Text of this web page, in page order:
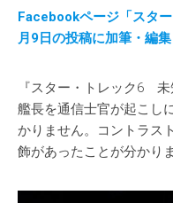
Facebookページ「スタ
月9日の投稿に加筆・編集
『スター・トレック6
艦長を通信士官が起こし
かりません。コントラス
飾があったことが分かり